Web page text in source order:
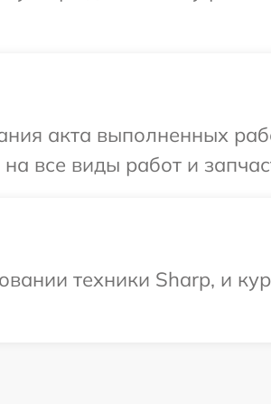
акта выполненных
все виды работ и
техники Sharp, и